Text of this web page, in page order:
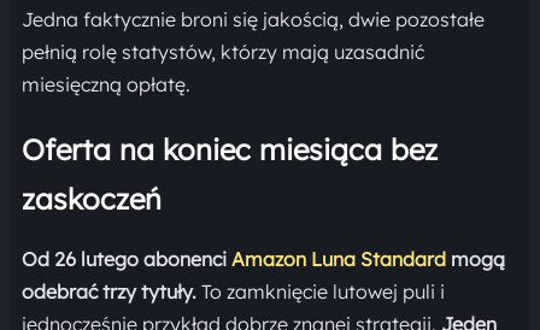
Jedna faktycznie broni się jakością, dwie pozostałe
pełnią rolę statystów, którzy mają uzasadnić
miesięczną opłatę.
Oferta na koniec miesiąca bez
zaskoczeń
Od 26 lutego abonenci Amazon Luna Standardmogą
odebrać trzy tytuły.To zamknięcie lutowej puli i
jednocześnie przykład dobrze znanej strategii. Jeden